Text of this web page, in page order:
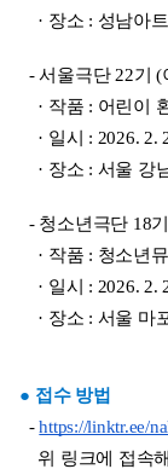
· 장소 : 성남아
- 서울극단 22기 (
· 작품 : 어린이
· 일시 : 2026. 2.
· 장소 : 서울 강
- 청소년극단 18
· 작품 : 청소년뮤
· 일시 : 2026. 2.
· 장소 : 서울 마
● 접수 방법
- https://linktr.ee/
위 링크에 접속